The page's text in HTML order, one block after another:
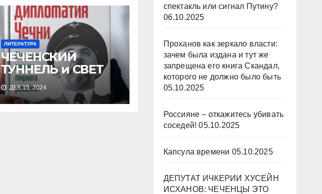
ЛИТЕРАТУРА
ЧЕЧЕНСКИЙ
ТУННЕЛЬ и СВЕТ
ДЕК 15, 2024
спектакль или сигнал Путину?
06.10.2025
Проханов как зеркало власти:
зачем была издана и тут же
запрещена его книга Скандал,
которого не должно было быть
05.10.2025
Россияне – откажитесь убивать
соседей! 05.10.2025
Капсула времени 05.10.2025
ДЕПУТАТ ИЧКЕРИИ ХУСЕЙН
ИСХАНОВ: ЧЕЧЕНЦЫ ЭТО